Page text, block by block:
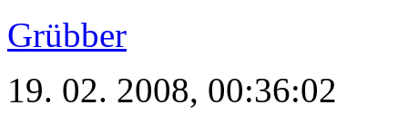
Grübber
19. 02. 2008, 00:36:02